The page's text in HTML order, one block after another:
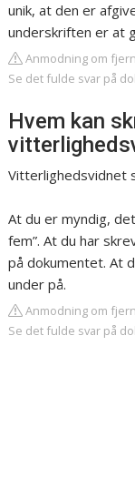
unik, at den er
underskriften er at
Anmodning om
Se det fulde svar på
Hvem kan
Vitterlighedsvidnet
At du er myndig,
fem”. At du har
på dokumentet. At
under på.
Anmodning om
Se det fulde svar på